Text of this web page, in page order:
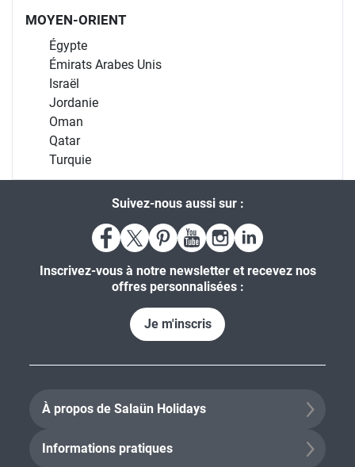
MOYEN-ORIENT
Égypte
Émirats Arabes Unis
Israël
Jordanie
Oman
Qatar
Turquie
Suivez-nous aussi sur :
Inscrivez-vous à notre newsletter et recevez nos
offres personnalisées :
Je m'inscris
À propos de Salaün Holidays
Informations pratiques